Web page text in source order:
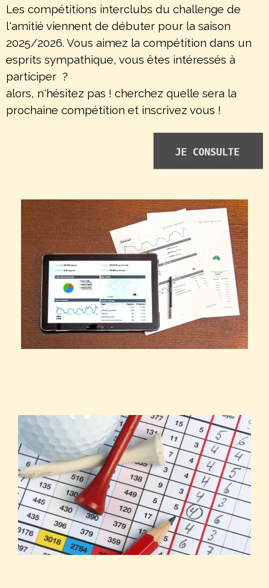
Les compétitions interclubs du challenge de
l'amitié viennent de débuter pour la saison
2025/2026. Vous aimez la compétition dans un
esprits sympathique, vous êtes intéressés à
participer ?
alors, n'hésitez pas ! cherchez quelle sera la
prochaine compétition et inscrivez vous !